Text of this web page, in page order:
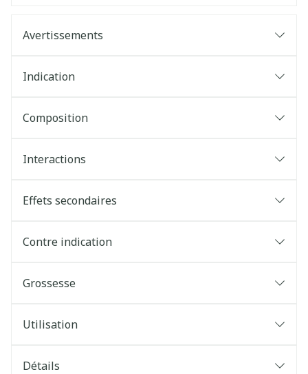
Avertissements
Indication
Composition
Interactions
Effets secondaires
Contre indication
Grossesse
Utilisation
Détails